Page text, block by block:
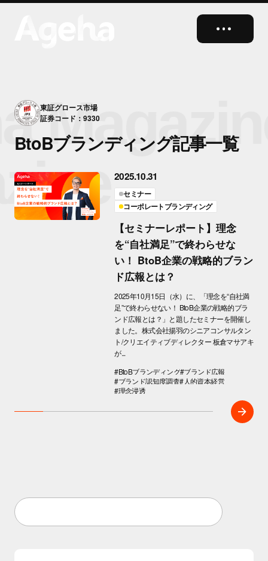
close
東証グロース市場
証券コード：9330
BtoBブランディング記事一覧
2025.10.31
セミナー
コーポレートブランディング
【セミナーレポート】理念
を“自社満足”で終わらせな
い！ BtoB企業の戦略的ブラン
ド広報とは？
2025年10月15日（水）に、「理念を“自社満
足”で終わらせない！ BtoB企業の戦略的ブラ
ンド広報とは？」と題したセミナーを開催し
ました。株式会社揚羽のシニアコンサルタン
ト/クリエイティブディレクター 板倉マサアキ
が...
#BtoBブランディング#ブランド広報
#ブランド認知度調査#人的資本経営
#理念浸透